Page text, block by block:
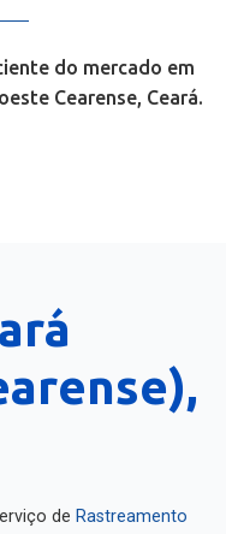
do mercado em
Cearense, Ceará.
de Rastreamento